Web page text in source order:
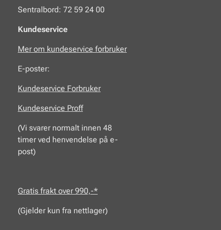
Sentralbord: 72 59 24 00
Kundeservice
Mer om kundeservice forbruker
E-poster:
Kundeservice Forbruker
Kundeservice Proff
(Vi svarer normalt innen 48
timer ved henvendelse på e-
post)
Gratis frakt over 990,-*
(Gjelder kun fra nettlager)